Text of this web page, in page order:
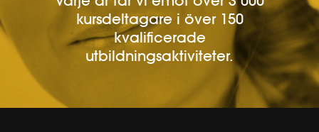
kursdeltagare i över 150
kvalificerade
utbildningsaktiviteter.